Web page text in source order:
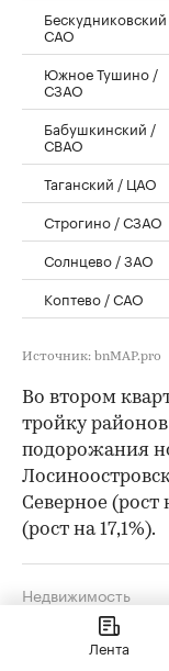
САО
Южное Тушино /
СЗАО
Бабушкинский /
СВАО
Таганский / ЦАО
Строгино / СЗАО
Солнцево / ЗАО
Коптево / САО
Источник: bnMAP.pro
Во втором
тройку
подорожания
Северное (рост
(рост на 17,1%).
Назван
Москвы,
Недвижимость
Лента